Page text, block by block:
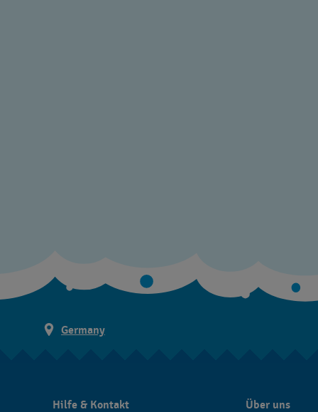
Germany
Hilfe & Kontakt Über uns